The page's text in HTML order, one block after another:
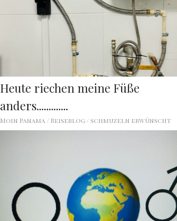
Heute riechen meine Füße
anders.............
Moin Panama / Reiseblog / schmuzeln erwünscht